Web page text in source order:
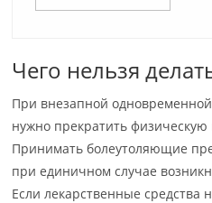
Чего нельзя
При внезапной
нужно прекратить
Принимать болеутоляющие
при единичном случае
Если лекарственные средства